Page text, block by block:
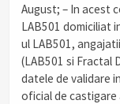
August; – In acest
LAB501 domiciliat
ul LAB501,
(LAB501 si Fractal
datele de validare
oficial de castigare